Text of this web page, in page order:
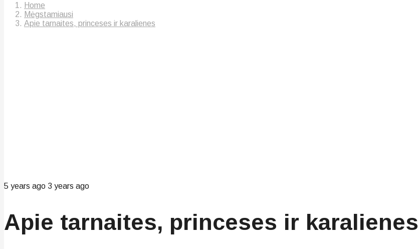
Home
Mėgstamiausi
Apie tarnaites, princeses ir karalienes
5 years ago 3 years ago
Apie tarnaites, princeses ir karalienes